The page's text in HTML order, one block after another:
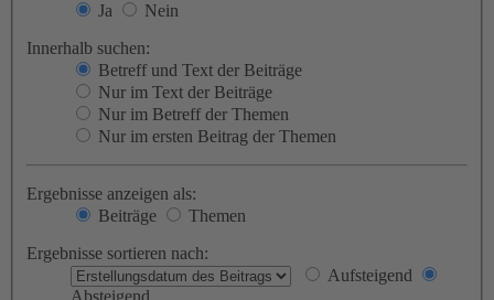
Ja
Nein
Innerhalb suchen:
Betreff und Text der Beiträge
Nur im Text der Beiträge
Nur im Betreff der Themen
Nur im ersten Beitrag der Themen
Ergebnisse anzeigen als:
Beiträge
Themen
Ergebnisse sortieren nach:
Aufsteigend